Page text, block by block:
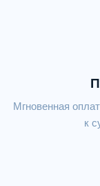
Мгновенная
к